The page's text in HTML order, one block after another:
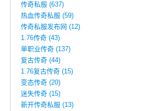
传奇私服 (637)
热血传奇私服 (59)
传奇私服发布网 (12)
1.76传奇 (43)
单职业传奇 (137)
复古传奇 (44)
1.76复古传奇 (15)
变态传奇 (20)
迷失传奇 (15)
新开传奇私服 (13)